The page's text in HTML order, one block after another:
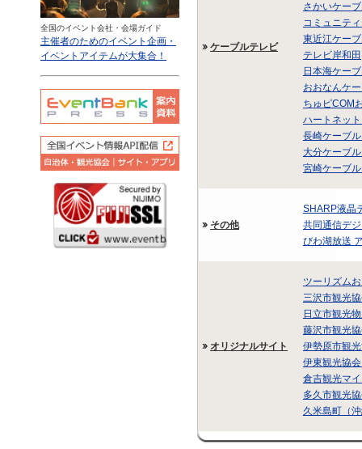
全国のイベント会社・会場ガイド
主催者のためのイベント企画・
イベントアイテムが大集合！
ケーブルテレビ
さかいケー
コミュニテ
東近江ケー
テレビ岸和田
日本海ケー
おおなんケ
ちゅピCOM
ハートネッ
長崎ケーブ
大分ケーブ
宮崎ケーブ
その他
SHARP液晶
共同通信デ
びわ湖放送
オリジナルサイト
ツーリズム
三沢市観光
日立市観光
藤沢市観光
伊勢原市観
伊東観光協
倉吉観光マ
多久市観光
久米島町（